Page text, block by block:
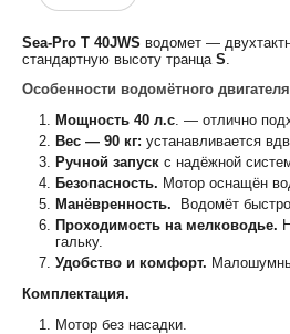
Sea-Pro T 40JWS водомет ―
стандартную высоту транца S.
Особенности водомётного
Мощность 40 л.с. — отлично
Вес — 90 кг: устанавливается
Ручной запуск с надёжной
Безопасность. Мотор оснащён
Манёвренность. Водомёт
Проходимость на мелководье.
гальку.
Удобство и комфорт.
Комплектация.
Мотор без насадки.